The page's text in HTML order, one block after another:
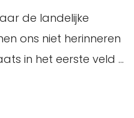
de landelijke
ons niet herinneren
in het eerste veld …